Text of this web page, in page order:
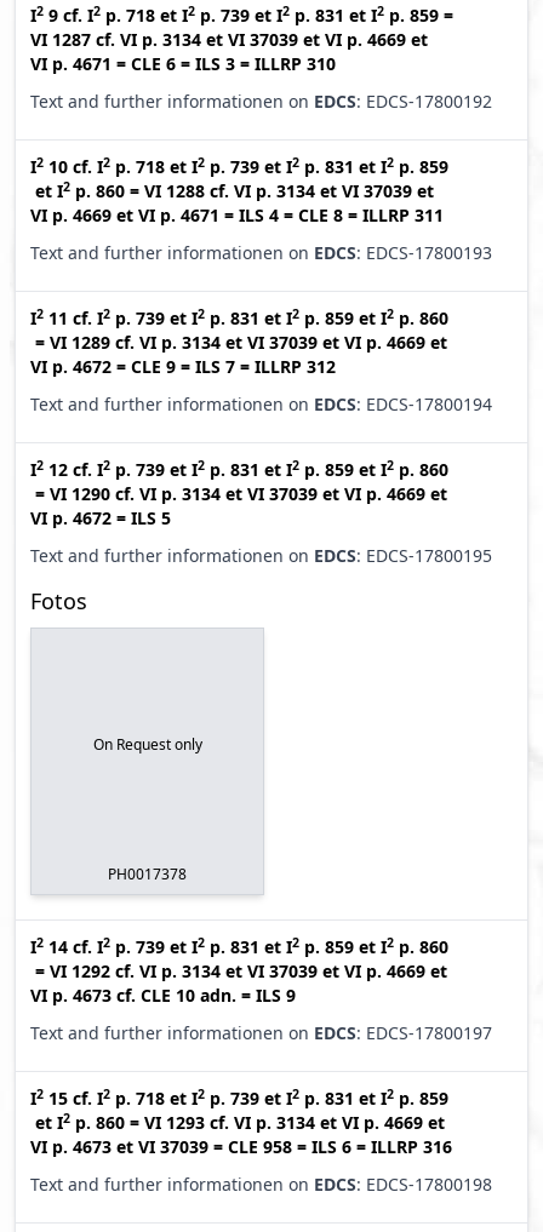
I2 9 cf. I2 p. 718 et I2 p. 739 et I2 p. 831 et I2 p. 859 =
VI 1287 cf. VI p. 3134 et VI 37039 et VI p. 4669 et
VI p. 4671 = CLE 6 = ILS 3 = ILLRP 310
Text and further informationen on EDCS: EDCS-17800192
I2 10 cf. I2 p. 718 et I2 p. 739 et I2 p. 831 et I2 p. 859
et I2 p. 860 = VI 1288 cf. VI p. 3134 et VI 37039 et
VI p. 4669 et VI p. 4671 = ILS 4 = CLE 8 = ILLRP 311
Text and further informationen on EDCS: EDCS-17800193
I2 11 cf. I2 p. 739 et I2 p. 831 et I2 p. 859 et I2 p. 860
= VI 1289 cf. VI p. 3134 et VI 37039 et VI p. 4669 et
VI p. 4672 = CLE 9 = ILS 7 = ILLRP 312
Text and further informationen on EDCS: EDCS-17800194
I2 12 cf. I2 p. 739 et I2 p. 831 et I2 p. 859 et I2 p. 860
= VI 1290 cf. VI p. 3134 et VI 37039 et VI p. 4669 et
VI p. 4672 = ILS 5
Text and further informationen on EDCS: EDCS-17800195
Fotos
On Request only
PH0017378
I2 14 cf. I2 p. 739 et I2 p. 831 et I2 p. 859 et I2 p. 860
= VI 1292 cf. VI p. 3134 et VI 37039 et VI p. 4669 et
VI p. 4673 cf. CLE 10 adn. = ILS 9
Text and further informationen on EDCS: EDCS-17800197
I2 15 cf. I2 p. 718 et I2 p. 739 et I2 p. 831 et I2 p. 859
et I2 p. 860 = VI 1293 cf. VI p. 3134 et VI p. 4669 et
VI p. 4673 et VI 37039 = CLE 958 = ILS 6 = ILLRP 316
Text and further informationen on EDCS: EDCS-17800198